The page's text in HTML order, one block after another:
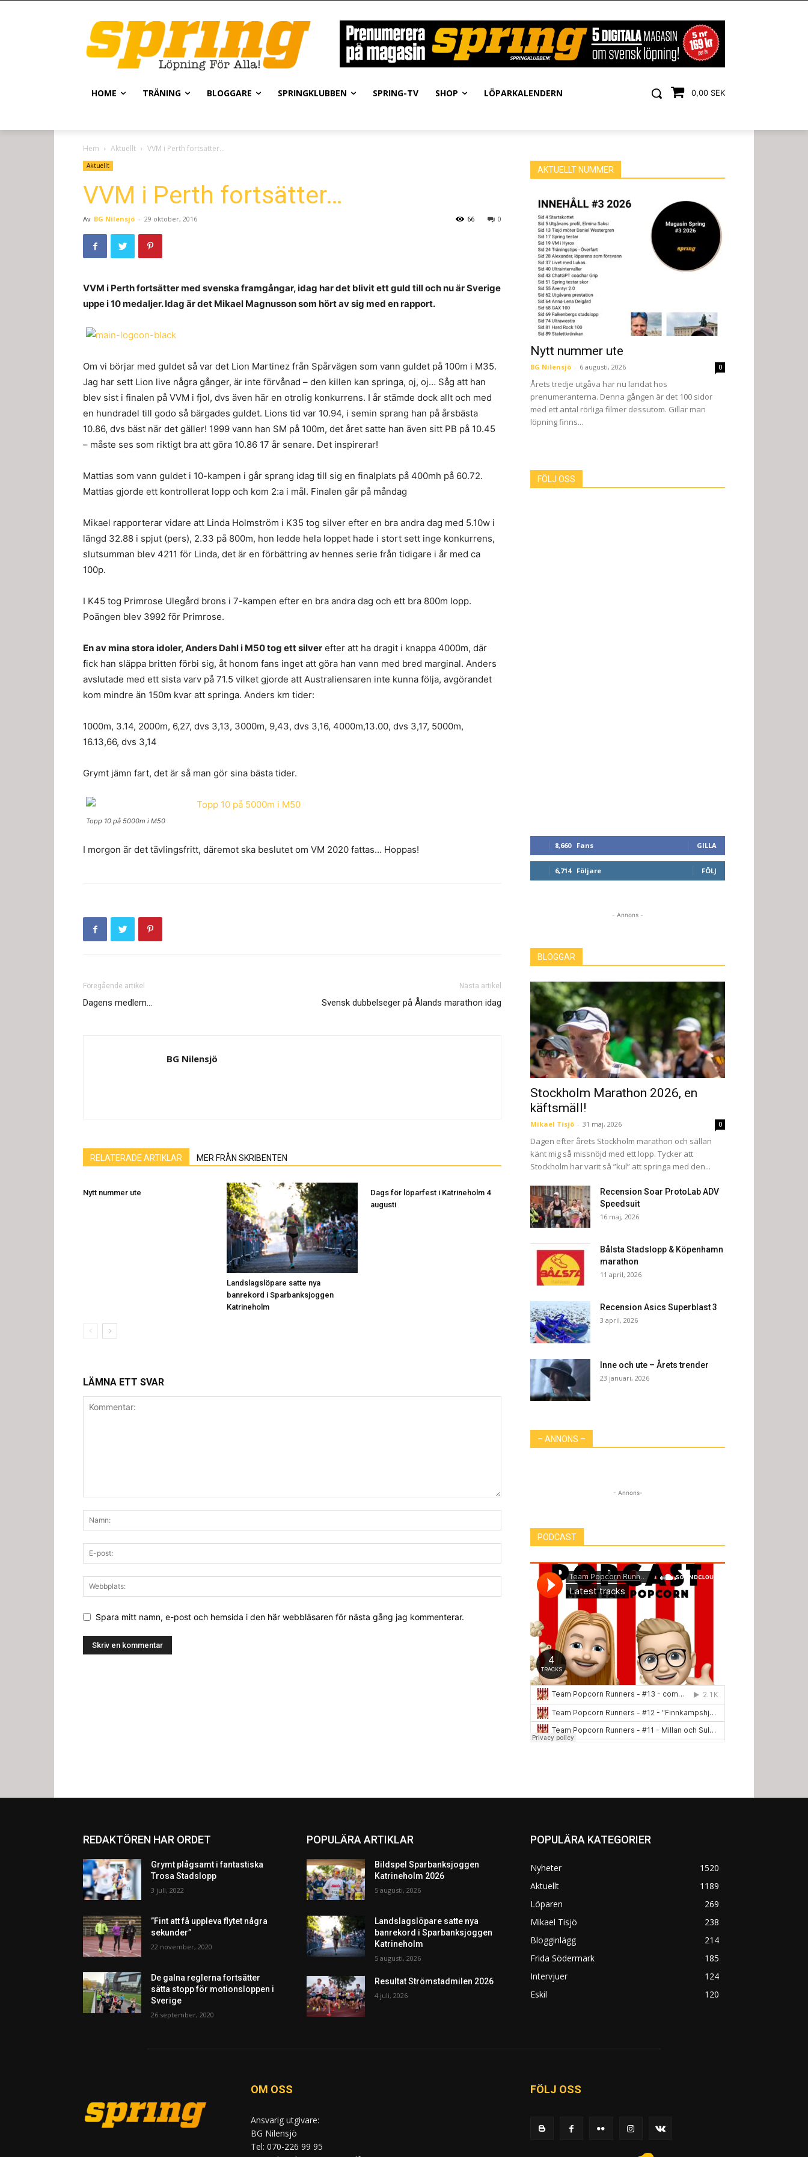
0,00 SEK
HOME TRÄNING BLOGGARE SPRINGKLUBBEN SPRING-TV SHOP LÖPARKALENDERN
Hem Aktuellt VVM i Perth fortsätter…
Aktuellt
VVM i Perth fortsätter…
Av BG Nilensjö - 29 oktober, 2016 0
66
VVM i Perth fortsätter med svenska framgångar, idag har det blivit ett guld till och nu är Sverige
uppe i 10 medaljer. Idag är det Mikael Magnusson som hört av sig med en rapport.
Om vi börjar med guldet så var det Lion Martinez från Spårvägen som vann guldet på 100m i M35.
Jag har sett Lion live några gånger, är inte förvånad – den killen kan springa, oj, oj… Såg att han
blev sist i finalen på VVM i fjol, dvs även här en otrolig konkurrens. I år stämde dock allt och med
en hundradel till godo så bärgades guldet. Lions tid var 10.94, i semin sprang han på årsbästa
10.86, dvs bäst när det gäller! 1999 vann han SM på 100m, det året satte han även sitt PB på 10.45
– måste ses som riktigt bra att göra 10.86 17 år senare. Det inspirerar!
Mattias som vann guldet i 10-kampen i går sprang idag till sig en finalplats på 400mh på 60.72.
Mattias gjorde ett kontrollerat lopp och kom 2:a i mål. Finalen går på måndag
Mikael rapporterar vidare att Linda Holmström i K35 tog silver efter en bra andra dag med 5.10w i
längd 32.88 i spjut (pers), 2.33 på 800m, hon ledde hela loppet hade i stort sett inge konkurrens,
slutsumman blev 4211 för Linda, det är en förbättring av hennes serie från tidigare i år med ca
100p.
I K45 tog Primrose Ulegård brons i 7-kampen efter en bra andra dag och ett bra 800m lopp.
Poängen blev 3992 för Primrose.
En av mina stora idoler, Anders Dahl i M50 tog ett silver efter att ha dragit i knappa 4000m, där
fick han släppa britten förbi sig, åt honom fans inget att göra han vann med bred marginal. Anders
avslutade med ett sista varv på 71.5 vilket gjorde att Australiensaren inte kunna följa, avgörandet
kom mindre än 150m kvar att springa. Anders km tider:
1000m, 3.14, 2000m, 6,27, dvs 3,13, 3000m, 9,43, dvs 3,16, 4000m,13.00, dvs 3,17, 5000m,
16.13,66, dvs 3,14
Grymt jämn fart, det är så man gör sina bästa tider.
Topp 10 på 5000m i M50
I morgon är det tävlingsfritt, däremot ska beslutet om VM 2020 fattas… Hoppas!
Föregående artikel
Dagens medlem…
Nästa artikel
Svensk dubbelseger på Ålands marathon idag
BG Nilensjö
RELATERADE ARTIKLAR MER FRÅN SKRIBENTEN
Nytt nummer ute
Landslagslöpare satte nya
banrekord i Sparbanksjoggen
Katrineholm
Dags för löparfest i Katrineholm 4
augusti
LÄMNA ETT SVAR
Spara mitt namn, e-post och hemsida i den här webbläsaren för nästa gång jag kommenterar.
AKTUELLT NUMMER
Nytt nummer ute
BG Nilensjö - 6 augusti, 2026 0
Årets tredje utgåva har nu landat hos
prenumeranterna. Denna gången är det 100 sidor
med ett antal rörliga filmer dessutom. Gillar man
löpning finns...
FÖLJ OSS
8,660 Fans GILLA
6,714 Följare FÖLJ
- Annons -
BLOGGAR
Stockholm Marathon 2026, en
käftsmäll!
Mikael Tisjö - 31 maj, 2026 0
Dagen efter årets Stockholm marathon och sällan
känt mig så missnöjd med ett lopp. Tycker att
Stockholm har varit så ”kul” att springa med den...
Recension Soar ProtoLab ADV
Speedsuit
16 maj, 2026
Bålsta Stadslopp & Köpenhamn
marathon
11 april, 2026
Recension Asics Superblast 3
3 april, 2026
Inne och ute – Årets trender
23 januari, 2026
– ANNONS –
- Annons-
PODCAST
REDAKTÖREN HAR ORDET
Grymt plågsamt i fantastiska
Trosa Stadslopp
3 juli, 2022
”Fint att få uppleva flytet några
sekunder”
22 november, 2020
De galna reglerna fortsätter
sätta stopp för motionsloppen i
Sverige
26 september, 2020
POPULÄRA ARTIKLAR
Bildspel Sparbanksjoggen
Katrineholm 2026
5 augusti, 2026
Landslagslöpare satte nya
banrekord i Sparbanksjoggen
Katrineholm
5 augusti, 2026
Resultat Strömstadmilen 2026
4 juli, 2026
POPULÄRA KATEGORIER
Nyheter
1520
Aktuellt
1189
Löparen
269
Mikael Tisjö
238
Blogginlägg
214
Frida Södermark
185
Intervjuer
124
Eskil
120
OM OSS
Ansvarig utgivare:
BG Nilensjö
Tel: 070-226 99 95
FÖLJ OSS